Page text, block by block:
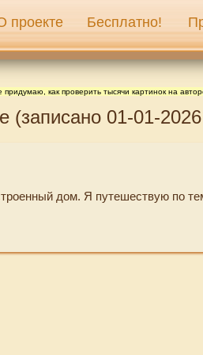
проекте Бесплатно!
как проверить тысячи картинок на
(записано 01-01-
дом. Я путешествую по